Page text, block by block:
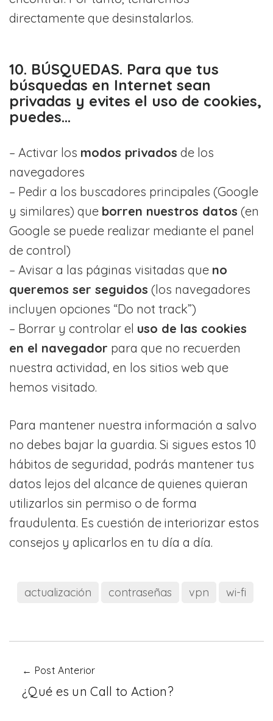
directamente que desinstalarlos.
10. BÚSQUEDAS. Para que tus
búsquedas en Internet sean
privadas y evites el uso de cookies,
puedes…
– Activar los modos privados de los
navegadores
– Pedir a los buscadores principales (Google
y similares) que borren nuestros datos (en
Google se puede realizar mediante el panel
de control)
– Avisar a las páginas visitadas que no
queremos ser seguidos (los navegadores
incluyen opciones “Do not track”)
– Borrar y controlar el uso de las cookies
en el navegador para que no recuerden
nuestra actividad, en los sitios web que
hemos visitado.
Para mantener nuestra información a salvo
no debes bajar la guardia. Si sigues estos 10
hábitos de seguridad, podrás mantener tus
datos lejos del alcance de quienes quieran
utilizarlos sin permiso o de forma
fraudulenta. Es cuestión de interiorizar estos
consejos y aplicarlos en tu día a día.
actualización contraseñas vpn wi-fi
← Post Anterior
¿Qué es un Call to Action?